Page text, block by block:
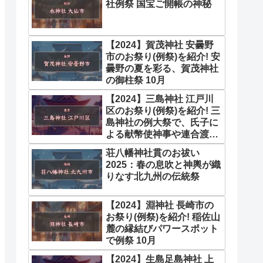
社例祭 国宝ご開帳の神秘
【2024】賀茂神社 安曇野
市のお祭り(例祭)を紹介! 安
曇野の夏を彩る、賀茂神社
の御柱祭 10月
【2024】三島神社 江戸川
区のお祭り(例祭)を紹介! 三
島神社の例大祭で、氏子に
よる献幣使神事や連合渡御
を実施 6月
荘八幡神社貫のお祓い
2025：春の息吹と神輿が織
りなす北九州の伝統祭
【2024】淵神社 長崎市の
お祭り(例祭)を紹介! 稲佐山
麓の縁結びパワースポット
で例祭 10月
【2024】生島足島神社 上